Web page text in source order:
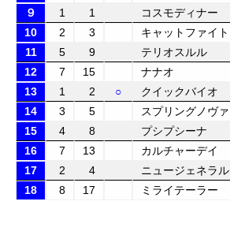
９
1 1 コスモディナー
10
2 3 キャットファイト
11
5 9 テリオスルル
12
7 15 ナナオ
13
1 2 ○ クイックバイオ
14
3 5 スプリングノヴァ
15
4 8 プシプシーナ
16
7 13 カルチャーデイ
17
2 4 ニュージェネラル
18
8 17 ミライテーラー